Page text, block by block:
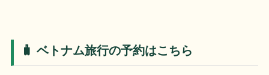
🧳 ベトナム旅行の予約はこちら